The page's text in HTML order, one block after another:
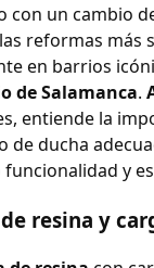
con un cambio
reformas más
en barrios
de Salamanca.
entiende la
de ducha
y
resina y